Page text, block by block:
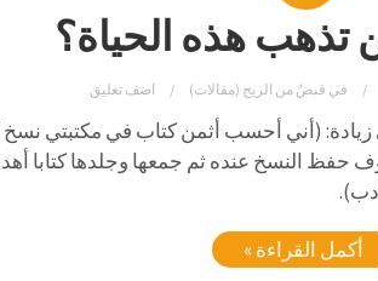
هذه الحياة؟
في قبضٌ من الريح (مقالات) اضف تعليق
(أني أحسب أثمن كتاب في مكتبتي نسخ
النسخ عنده ثم جمعها وجلدها كتابا
أكمل القراءة »